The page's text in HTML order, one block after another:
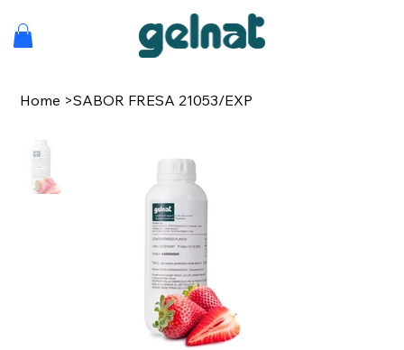
Home >SABOR FRESA 21053/EXP